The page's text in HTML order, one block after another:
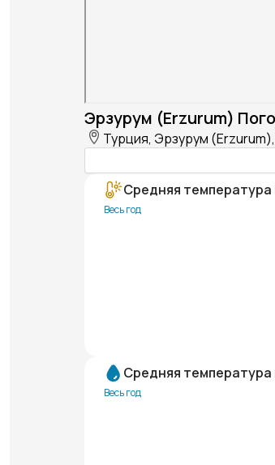
Эрзурум (Erzurum)
Турция, Эрзурум
Средняя температура
Весь год
Средняя температура
Весь год